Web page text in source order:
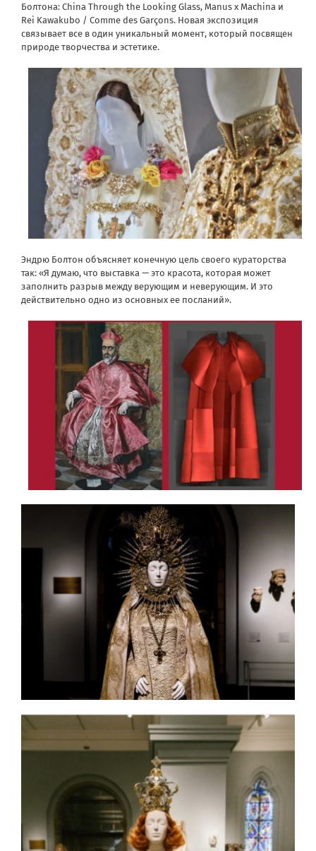
Болтона: China Through the Looking Glass, Manus x Machina и
Rei Kawakubo / Comme des Garçons. Новая экспозиция
связывает все в один уникальный момент, который посвящен
природе творчества и эстетике.
Эндрю Болтон объясняет конечную цель своего кураторства
так: «Я думаю, что выставка — это красота, которая может
заполнить разрыв между верующим и неверующим. И это
действительно одно из основных ее посланий».